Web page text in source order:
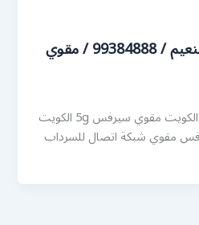
رقم مقوي شبكة 5g النعيم / 99384888 / مقوي
رقم مقوي شبكة 5g النعيم الكويت مقوي سيرفس 5g الكويت
مقوي شبكة اتصال للسرداب